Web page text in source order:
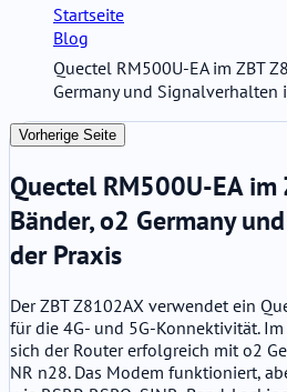
Startseite
Blog
Quectel RM500U-EA im ZBT
Germany und Signalverhalten
Vorherige Seite
Quectel RM500U-EA
Bänder, o2 Germany
der Praxis
Der ZBT Z8102AX verwendet ein
für die 4G- und 5G-Konnektivität.
sich der Router erfolgreich mit o2
NR n28. Das Modem funktioniert,